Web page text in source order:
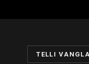
TELLI